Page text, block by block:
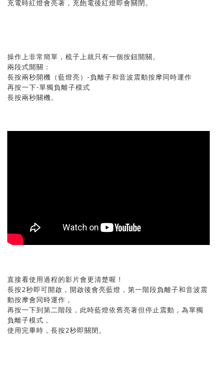
充電時紅燈會亮著，充飽電後紅燈即會關閉。
操作上非常簡單，梳子上就只有一個按鈕開關。
兩段式開關：
長按兩秒開機（藍燈亮）-負離子和音波震動按摩同時運作
再按一下-單獨負離子模式
長按兩秒關機。
直接看使用過程的影片會更清楚喔！
長按2秒即可開啟，開啟後會亮藍燈，第一階段負離子和音波震
動按摩會同時運作，
再按一下到第二階段，此時藍燈依舊亮著但停止震動，為單獨
負離子模式，
使用完畢時，長按2秒即關閉。